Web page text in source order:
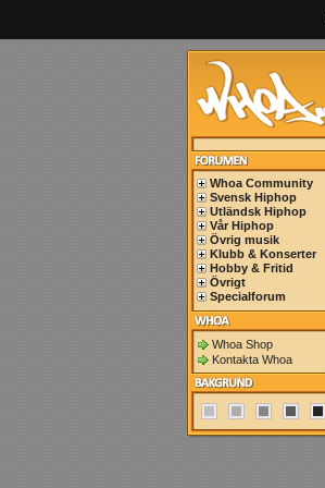
Whoa Community
Svensk Hiphop
Utländsk Hiphop
Vår Hiphop
Övrig musik
Klubb & Konserter
Hobby & Fritid
Övrigt
Specialforum
Whoa Shop
Kontakta Whoa